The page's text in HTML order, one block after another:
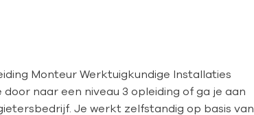
Monteur Werktuigkundige Installaties
naar een niveau 3 opleiding of ga je aan
Je werkt zelfstandig op basis van